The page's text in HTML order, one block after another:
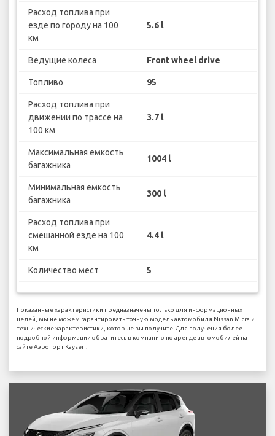
Расход топлива при
езде по городу на 100
км
5.6 l
Ведущие колеса Front wheel drive
Топливо 95
Расход топлива при
движении по трассе на
100 км
3.7 l
Максимальная емкость
багажника
1004 l
Минимальная емкость
багажника
300 l
Расход топлива при
смешанной езде на 100
км
4.4 l
Количество мест 5
Показанные характеристики предназначены только для информационных
целей, мы не можем гарантировать точную модель автомобиля Nissan Micra и
технические характеристики, которые вы получите. Для получения более
подробной информации обратитесь в компанию по аренде автомобилей на
сайте Аэропорт Kayseri.